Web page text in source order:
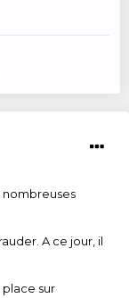
nombreuses
A ce jour, il
sur